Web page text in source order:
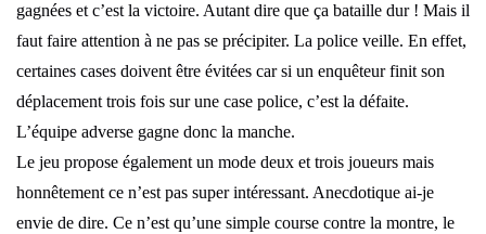
gagnées et c’est la victoire. Autant dire que ça bataille dur ! Mais il
faut faire attention à ne pas se précipiter. La police veille. En effet,
certaines cases doivent être évitées car si un enquêteur finit son
déplacement trois fois sur une case police, c’est la défaite.
L’équipe adverse gagne donc la manche.
Le jeu propose également un mode deux et trois joueurs mais
honnêtement ce n’est pas super intéressant. Anecdotique ai-je
envie de dire. Ce n’est qu’une simple course contre la montre, le